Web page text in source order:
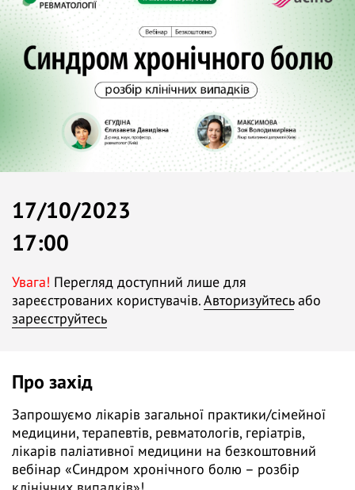
17/10/2023
17:00
Увага! Перегляд доступний лише для
зареєстрованих користувачів.Авторизуйтесьабо
зареєструйтесь
Про захід
Запрошуємо лікарів загальної практики/сімейної
медицини, терапевтів, ревматологів, геріатрів,
лікарів паліативної медицини на безкоштовний
вебінар «Синдром хронічного болю – розбір